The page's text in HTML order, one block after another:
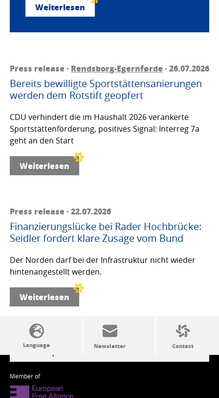
Weiterlesen
Press release · Rendsborg-Egernførde· 26.07.2026
Bereits bewilligte Sportstättensanierungen
werden dem Rotstift geopfert
CDU verhindert die im Haushalt 2026 verankerte
Sportstättenförderung, positives Signal: Interreg 7a
geht an den Start
Weiterlesen
Press release · 22.07.2026
Finanzierungslücke bei Rader Hochbrücke:
Seidler fordert klare Zusage vom Bund
Der Norden darf bei der Infrastruktur nicht wieder
hintenangestellt werden.
Weiterlesen
SSW politics from A to Z
Member of